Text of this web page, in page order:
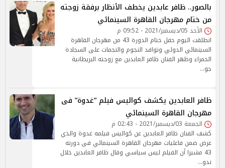
بالصور.. ظافر عابدين يخطف الأنظار برفقة زوجته
من ختام مهرجان القاهرة السينمائي
الأحد 05/ديسمبر/2021 - 09:52 م
انطلقت اليوم حفل ختام الدورة 43 من مهرجان القاهرة
السينمائي الدولي وتوافد النجوم والنجمات على السجادة
الحمراء وظهر الفنان ظافر العابدين مع زوجته البريطانية
جو…
ظافر العابدين يكشف كواليس فيلم ”غدوة” فى
مهرجان القاهرة السينمائي
الجمعة 03/ديسمبر/2021 - 02:43 م
كشف الفنان ظافر العابدين عن كواليس فيلمه غدوة والذي
عرض ضمن فاعليات مهرجان القاهرة السينمائي فى دورته
43 مشيرا أن الفيلم ليس سياسي وقال ظافر العابدين خلال
ندو…